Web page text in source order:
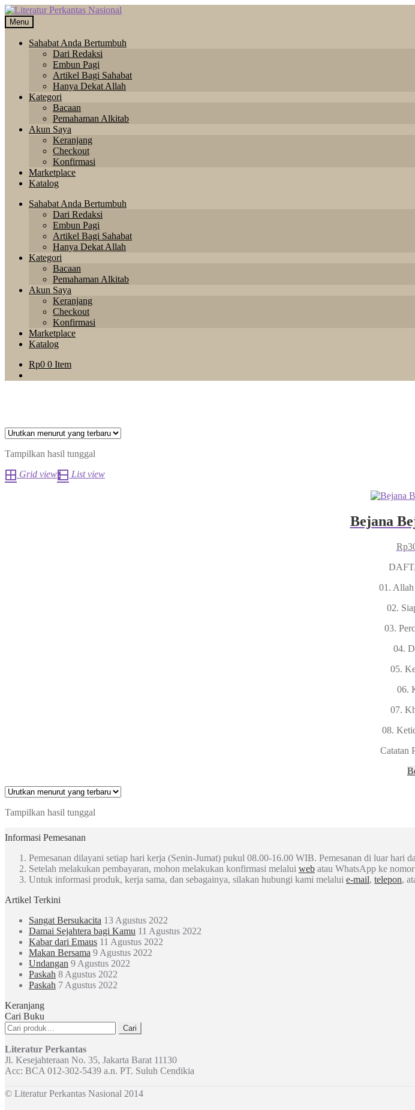
Skip
to
navigation
Langsung
ke
isi
Menu
Sahabat Anda Bertumbuh
Dari Redaksi
Embun Pagi
Artikel Bagi Sahabat
Hanya Dekat Allah
Kategori
Bacaan
Pemahaman Alkitab
Akun Saya
Keranjang
Checkout
Konfirmasi
Marketplace
Katalog
Sahabat Anda Bertumbuh
Dari Redaksi
Embun Pagi
Artikel Bagi Sahabat
Hanya Dekat Allah
Kategori
Bacaan
Pemahaman Alkitab
Akun Saya
Keranjang
Checkout
Konfirmasi
Marketplace
Katalog
Rp0 0 Item
Tampilkan hasil tunggal
Grid view
List view
Bejana
Rp
01. Allah
02.
03.
04.
05.
06.
07.
08.
Catatan
Tampilkan hasil tunggal
Informasi Pemesanan
Pemesanan dilayani setiap hari kerja (Senin-Jumat) pukul 08.00-16.00 WIB. Pemesanan di luar hari
Setelah melakukan pembayaran, mohon melakukan konfirmasi melalui web atau WhatsApp ke nomor
Untuk informasi produk, kerja sama, dan sebagainya, silakan hubungi kami melalui e-mail, telepon,
Artikel Terkini
Sangat Bersukacita 13 Agustus 2022
Damai Sejahtera bagi Kamu 11 Agustus 2022
Kabar dari Emaus 11 Agustus 2022
Makan Bersama 9 Agustus 2022
Undangan 9 Agustus 2022
Paskah 8 Agustus 2022
Paskah 7 Agustus 2022
Keranjang
Cari Buku
Pencarian
untuk:
Cari
Literatur Perkantas
Jl. Kesejahteraan No. 35, Jakarta Barat 11130
Acc: BCA 012-302-5439 a.n. PT. Suluh Cendikia
© Literatur Perkantas Nasional 2014